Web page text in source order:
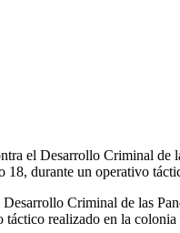
el Desarrollo Criminal
18, durante un operativo
Criminal de las
realizado en la